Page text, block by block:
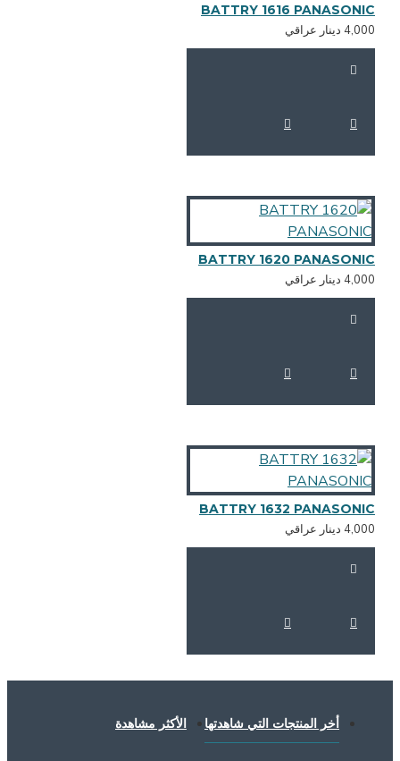
BATTRY 1616
دينار عراقي
BATTRY 1620
دينار عراقي
BATTRY 1632
دينار عراقي
أخر المنتجات التي شاهدتها الأكثر مشاهدة